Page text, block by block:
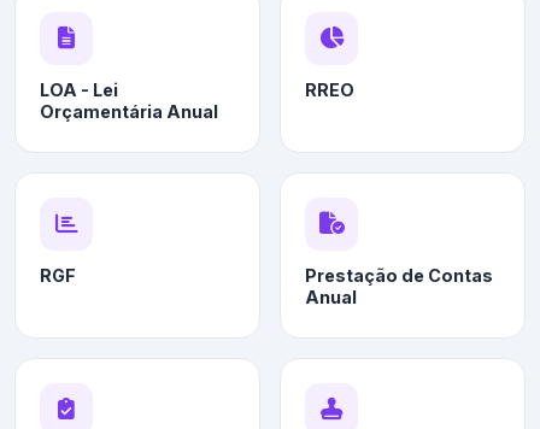
LOA - Lei
Orçamentária Anual
RREO
RGF
Prestação de Contas
Anual